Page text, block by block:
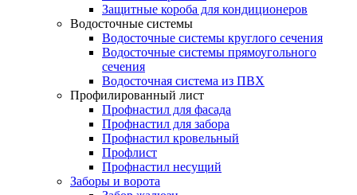
Защитные короба для кондиционеров
Водосточные системы
Водосточные системы круглого сечения
Водосточные системы прямоугольного
сечения
Водосточная система из ПВХ
Профилированный лист
Профнастил для фасада
Профнастил для забора
Профнастил кровельный
Профлист
Профнастил несущий
Заборы и ворота